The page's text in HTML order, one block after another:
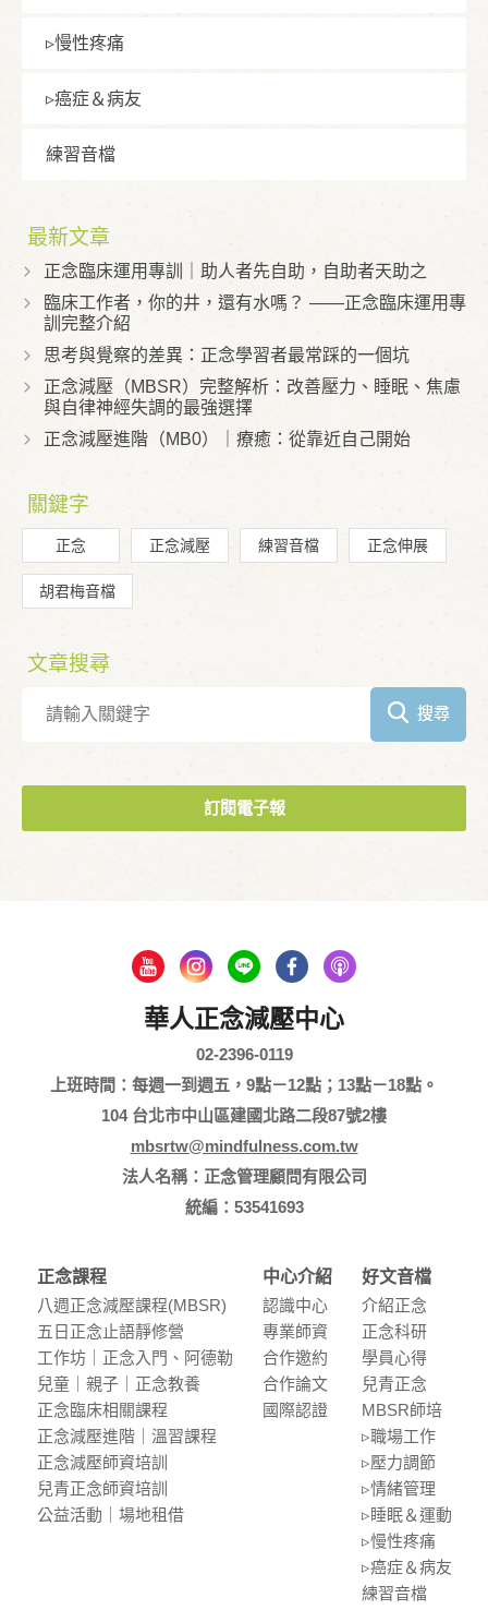
▹慢性疼痛
▹癌症＆病友
練習⾳檔
最新文章
正念臨床運用專訓｜助人者先自助，自助者天助之
臨床工作者，你的井，還有水嗎？ ——正念臨床運用專
訓完整介紹
思考與覺察的差異：正念學習者最常踩的一個坑
正念減壓（MBSR）完整解析：改善壓力、睡眠、焦慮
與自律神經失調的最強選擇
正念減壓進階（MB0）｜療癒：從靠近自己開始
關鍵字
正念 正念減壓 練習音檔 正念伸展
胡君梅音檔
文章搜尋
搜尋
訂閱電子報
華人正念減壓中心
02-2396-0119
上班時間：每週一到週五，9點－12點；13點－18點。
104 台北市中山區建國北路二段87號2樓
mbsrtw@mindfulness.com.tw
法人名稱：正念管理顧問有限公司
統編：53541693
正念課程
八週正念減壓課程(MBSR)
五⽇正念⽌語靜修營
⼯作坊｜正念入門、阿德勒
兒童｜親⼦｜正念教養
正念臨床相關課程
正念減壓進階｜溫習課程
正念減壓師資培訓
兒青正念師資培訓
公益活動｜場地租借
中心介紹
認識中⼼
專業師資
合作邀約
合作論⽂
國際認證
好文音檔
介紹正念
正念科研
學員⼼得
兒青正念
MBSR師培
▹職場⼯作
▹壓⼒調節
▹情緒管理
▹睡眠＆運動
▹慢性疼痛
▹癌症＆病友
練習⾳檔